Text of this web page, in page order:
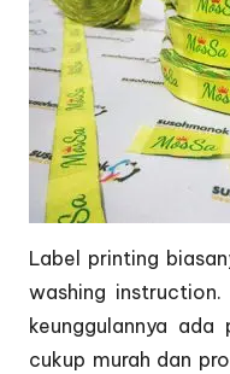
Label printing
washing
keunggulannya
cukup murah dan